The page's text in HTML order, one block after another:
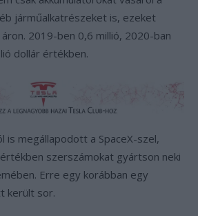
járműalkatrészeket is, ezeket
2019-ben 0,6 millió, 2020-ban
dollár értékben.
is megállapodott a SpaceX-szel,
szerszámokat gyártson neki
Erre egy korábban egy
került sor.